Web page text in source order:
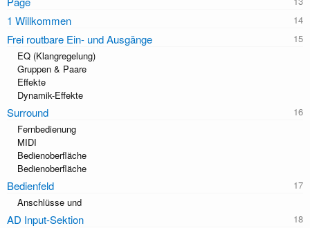
1 Willkommen
Frei routbare Ein- und Ausgänge
EQ (Klangregelung)
Gruppen & Paare
Effekte
Dynamik-Effekte
Surround
Fernbedienung
MIDI
Bedienoberﬂäche
Bedienoberﬂäche
Bedienfeld
Anschlüsse und
AD Input-Sektion